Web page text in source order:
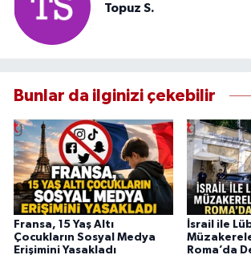
Topuz S.
Bunlar da ilginizi çekebilir
Fransa, 15 Yaş Altı
Çocukların Sosyal Medya
Erişimini Yasakladı
İsrail ile
Roma’da